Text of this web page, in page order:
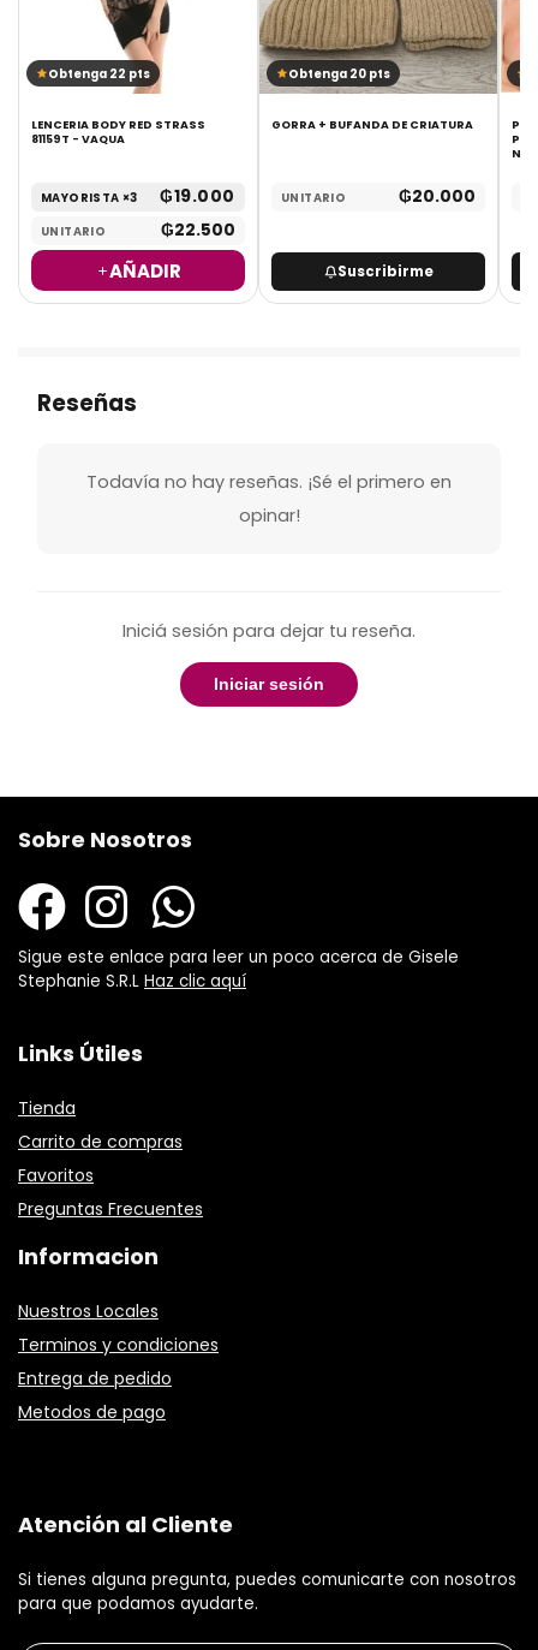
Obtenga 22 pts
LENCERIA BODY RED STRASS
81159T - VAQUA
MAYORISTA ×3 ₲19.000
UNITARIO ₲22.500
AÑADIR
Obtenga 20 pts
GORRA + BUFANDA DE CRIATURA
UNITARIO ₲20.000
Suscribirme
Reseñas
Todavía no hay reseñas. ¡Sé el primero en
opinar!
Iniciá sesión para dejar tu reseña.
Iniciar sesión
Sobre Nosotros
Sigue este enlace para leer un poco acerca de Gisele
Stephanie S.R.L Haz clic aquí
Links Útiles
Tienda
Carrito de compras
Favoritos
Preguntas Frecuentes
Informacion
Nuestros Locales
Terminos y condiciones
Entrega de pedido
Metodos de pago
Atención al Cliente
Si tienes alguna pregunta, puedes comunicarte con nosotros
para que podamos ayudarte.